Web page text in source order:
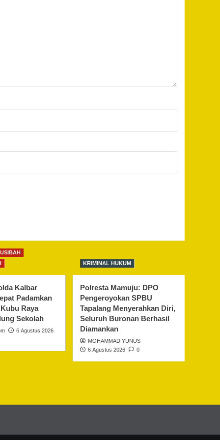
Kalbar
Padamkan
Raya
Sekolah
6 Agustus 2026
KRIMINAL HUKUM
Polresta Mamuju: DPO
Pengeroyokan SPBU
Tapalang Menyerahkan Diri,
Seluruh Buronan Berhasil
Diamankan
MOHAMMAD YUNUS
6 Agustus 2026
0